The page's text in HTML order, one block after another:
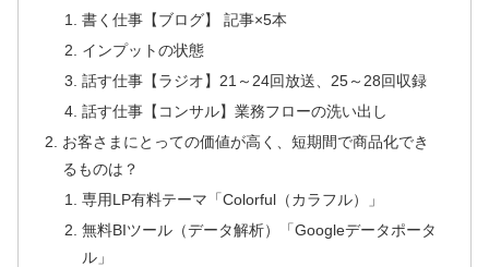
書く仕事【ブログ】 記事×5本
インプットの状態
話す仕事【ラジオ】21～24回放送、25～28回収録
話す仕事【コンサル】業務フローの洗い出し
お客さまにとっての価値が高く、短期間で商品化でき
るものは？
専用LP有料テーマ「Colorful（カラフル）」
無料BIツール（データ解析）「Googleデータポータ
ル」